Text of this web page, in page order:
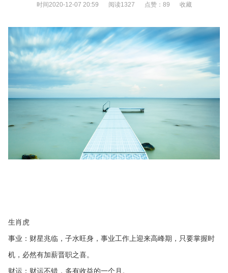
时间2020-12-07 20:59 阅读1327 点赞： 89 收藏
生肖虎
事业：财星兆临，子水旺身，事业工作上迎来高峰期，只要掌握时
机，必然有加薪晋职之喜。
财运：财运不错，多有收益的一个月。